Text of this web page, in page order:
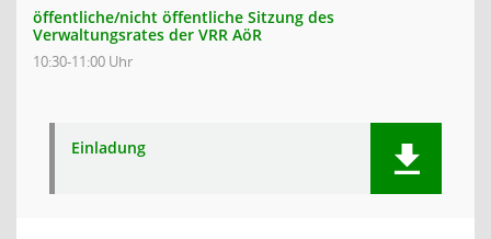
öffentliche/nicht öffentliche Sitzung des
Verwaltungsrates der VRR AöR
10:30-11:00 Uhr
Einladung